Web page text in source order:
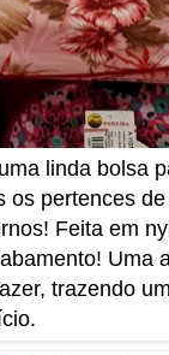
linda bolsa
pertences
Feita em
Uma
trazendo